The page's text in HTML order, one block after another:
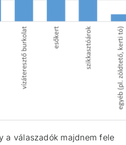
a válaszadók majdnem fele